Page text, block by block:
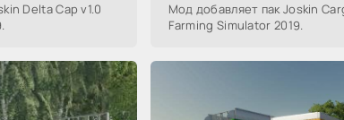
Delta Cap v1.0
Мод добавляет пак Joskin
Farming Simulator 2019.